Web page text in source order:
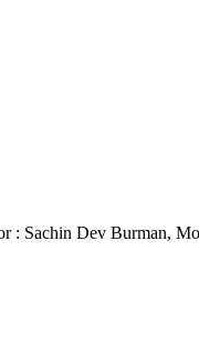
: Sachin Dev Burman,